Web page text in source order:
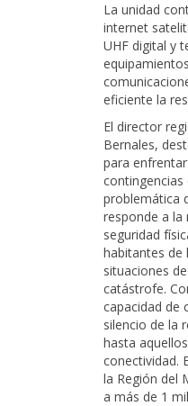
La unidad
internet
UHF digital y
eficiente la
El director
Bernales,
para
contingencias
problemática
responde a la
seguridad
habitantes de
situaciones
catástrofe.
capacidad de
silencio de la
hasta
conectividad.
la Región del
a más de 1